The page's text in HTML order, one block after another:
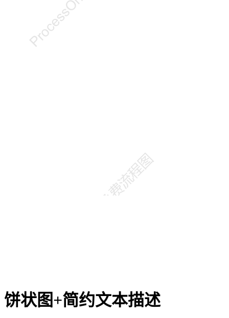
饼状图+简约文本描述